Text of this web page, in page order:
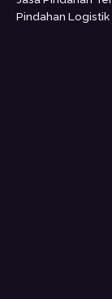
Pindahan Logistik